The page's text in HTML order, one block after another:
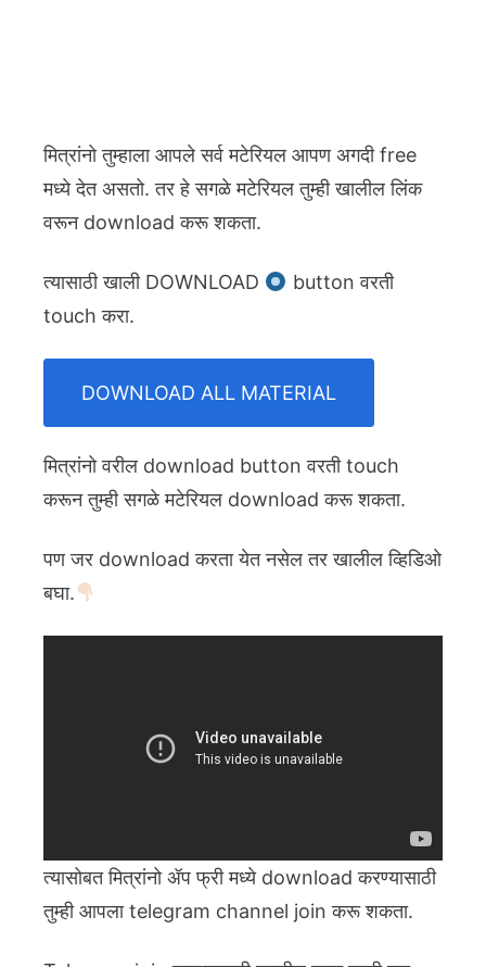
मित्रांनो तुम्हाला आपले सर्व मटेरियल आपण अगदी free
मध्ये देत असतो. तर हे सगळे मटेरियल तुम्ही खालील लिंक
वरून download करू शकता.
त्यासाठी खाली DOWNLOAD
button वरती
touch करा.
DOWNLOAD ALL MATERIAL
मित्रांनो वरील download button वरती touch
करून तुम्ही सगळे मटेरियल download करू शकता.
पण जर download करता येत नसेल तर खालील व्हिडिओ
बघा.
त्यासोबत मित्रांनो ॲप फ्री मध्ये download करण्यासाठी
तुम्ही आपला telegram channel join करू शकता.